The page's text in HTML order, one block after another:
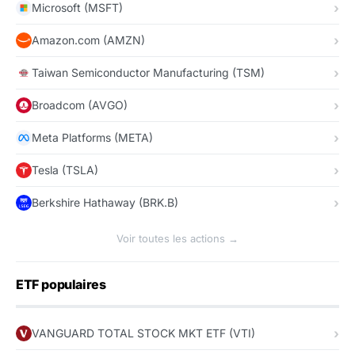
Microsoft (MSFT)
Amazon.com (AMZN)
Taiwan Semiconductor Manufacturing (TSM)
Broadcom (AVGO)
Meta Platforms (META)
Tesla (TSLA)
Berkshire Hathaway (BRK.B)
Voir toutes les actions →
ETF populaires
VANGUARD TOTAL STOCK MKT ETF (VTI)